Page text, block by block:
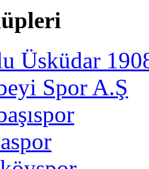
Üsküdar
Spor A.Ş